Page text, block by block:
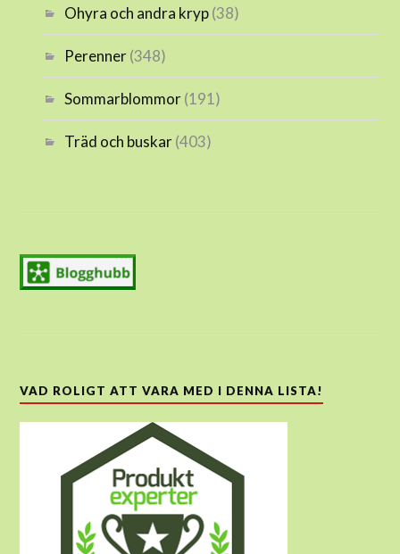
Ohyra och andra kryp(38)
Perenner(348)
Sommarblommor(191)
Träd och buskar(403)
VAD ROLIGT ATT VARA MED I DENNA LISTA!